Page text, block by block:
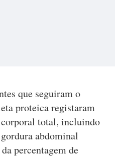
que seguiram o
proteica registaram
total, incluindo
abdominal
percentagem de